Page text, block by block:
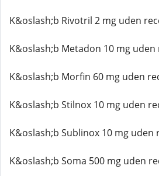
K&oslash;b Rivotril 2 mg uden
K&oslash;b Metadon 10 mg uden
K&oslash;b Morfin 60 mg uden
K&oslash;b Stilnox 10 mg uden
K&oslash;b Sublinox 10 mg uden
K&oslash;b Soma 500 mg uden